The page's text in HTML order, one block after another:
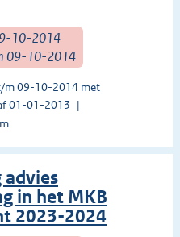
10-2014
09-10-2014
m 09-10-2014 met
01-01-2013
advies
in het MKB
2023-2024